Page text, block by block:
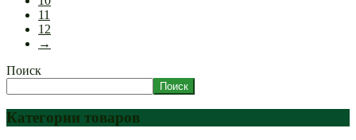
11
12
→
Поиск
Поиск
Категории товаров